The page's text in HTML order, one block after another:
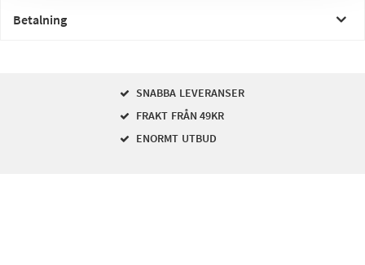
Betalning
SNABBA LEVERANSER
FRAKT FRÅN 49KR
ENORMT UTBUD